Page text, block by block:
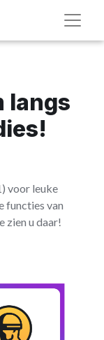
langs
voor leuke
functies van
zien u daar!